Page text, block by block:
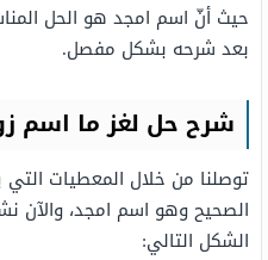
حيث أنّ اسم امجد هو الحل
بعد شرحه بشكل مفصل.
شرح حل لغز ما اسم
توصلنا من خلال المعطيات التي
الصحيح وهو اسم امجد، والآن
الشكل التالي: